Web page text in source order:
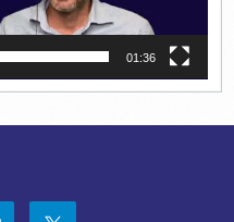
01:36